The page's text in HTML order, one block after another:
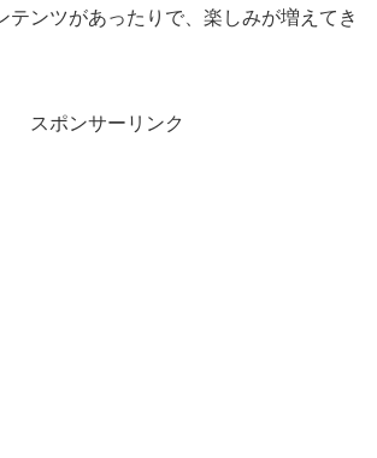
テンツがあったりで、楽しみが増えてき
スポンサーリンク